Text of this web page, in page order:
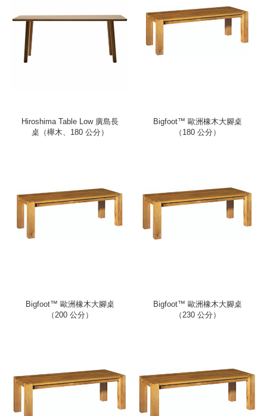
Hiroshima Table Low 廣島長
桌（櫸木、180 公分）
Bigfoot™ 歐洲橡木大腳桌
（180 公分）
Bigfoot™ 歐洲橡木大腳桌
（200 公分）
Bigfoot™ 歐洲橡木大腳桌
（230 公分）